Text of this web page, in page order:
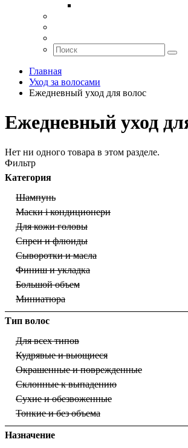
Главная
Уход за волосами
Ежедневный уход для волос
Ежедневный уход
Нет ни одного товара в этом разделе.
Фильтр
Категория
Шампунь
Маски і кондиционери
Для кожи головы
Спреи и флюиды
Сыворотки и масла
Финиш и укладка
Большой объем
Миниатюра
Тип волос
Для всех типов
Кудрявые и вьющиеся
Окрашенные и поврежденные
Склонные к выпадению
Сухие и обезвоженные
Тонкие и без объема
Назначение